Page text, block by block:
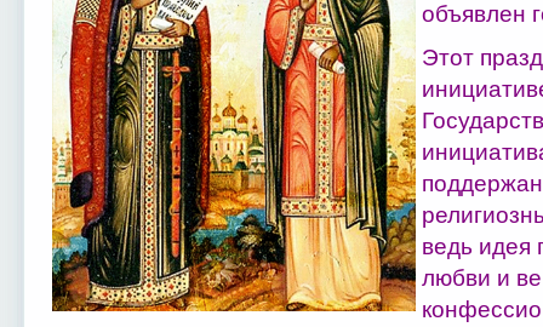
объявлен
Этот
ведь идея
любви и